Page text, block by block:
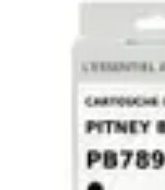
Objets connectés
Connect Belgium